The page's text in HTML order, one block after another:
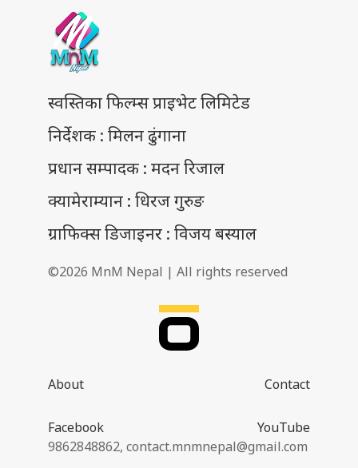
स्वस्तिका फिल्म्स प्राइभेट लिमिटेड
निर्देशक : मिलन ढुंगाना
प्रधान सम्पादक : मदन रिजाल
क्यामेराम्यान : धिरज गुरुङ
ग्राफिक्स डिजाइनर : विजय बस्याल
©2026 MnM Nepal | All rights reserved
About Contact
Facebook
YouTube
9862848862, contact.mnmnepal@gmail.com